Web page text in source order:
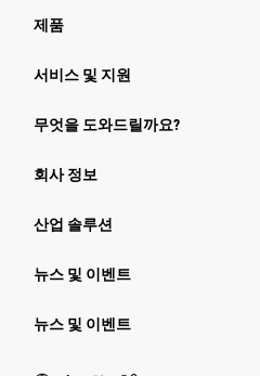
제품
서비스 및 지원
무엇을 도와드릴까요?
회사 정보
산업 솔루션
뉴스 및 이벤트
뉴스 및 이벤트